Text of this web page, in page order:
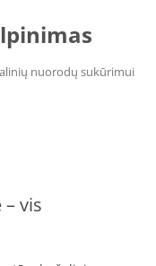
nuorodų sukūrimui
vis